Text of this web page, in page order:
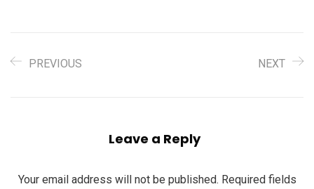
PREVIOUS NEXT
Leave a Reply
Your email address will not be published. Required fields